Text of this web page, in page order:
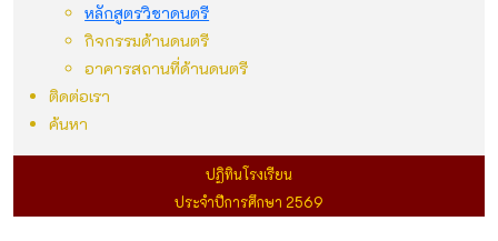
หลักสูตรวิชาดนตรี
กิจกรรมด้านดนตรี
อาคารสถานที่ด้านดนตรี
ติดต่อเรา
ค้นหา
ปฏิทินโรงเรียน
ประจำปีการศึกษา 2569